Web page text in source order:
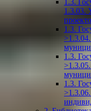
1.3.
1.3.03.
1.3.
1.3.
1.3.